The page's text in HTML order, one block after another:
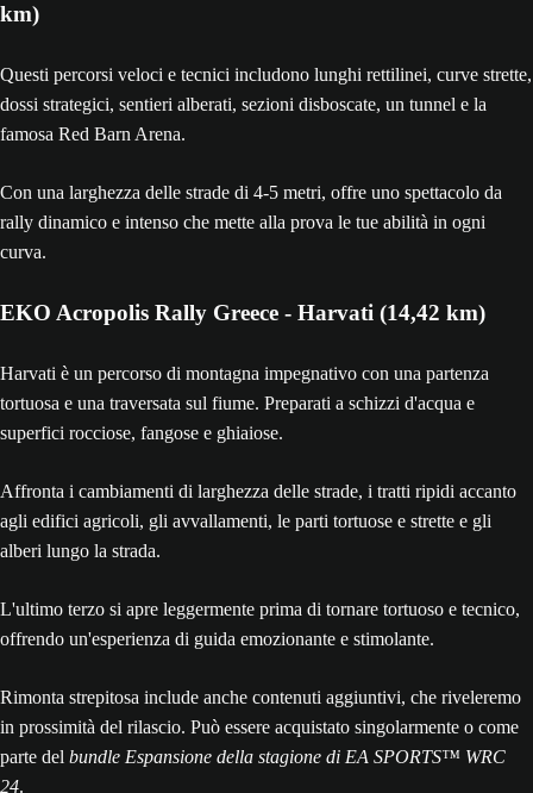
km)
Questi percorsi veloci e tecnici includono lunghi rettilinei, curve strette,
dossi strategici, sentieri alberati, sezioni disboscate, un tunnel e la
famosa Red Barn Arena.
Con una larghezza delle strade di 4-5 metri, offre uno spettacolo da
rally dinamico e intenso che mette alla prova le tue abilità in ogni
curva.
EKO Acropolis Rally Greece - Harvati (14,42 km)
Harvati è un percorso di montagna impegnativo con una partenza
tortuosa e una traversata sul fiume. Preparati a schizzi d'acqua e
superfici rocciose, fangose e ghiaiose.
Affronta i cambiamenti di larghezza delle strade, i tratti ripidi accanto
agli edifici agricoli, gli avvallamenti, le parti tortuose e strette e gli
alberi lungo la strada.
L'ultimo terzo si apre leggermente prima di tornare tortuoso e tecnico,
offrendo un'esperienza di guida emozionante e stimolante.
Rimonta strepitosa include anche contenuti aggiuntivi, che riveleremo
in prossimità del rilascio. Può essere acquistato singolarmente o come
parte del bundle Espansione della stagione di EA SPORTS™ WRC
24.